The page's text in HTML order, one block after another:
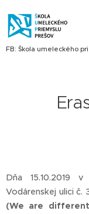
FB: Škola umeleckého
Dňa 15.10.2019
Vodárenskej ulici č.
(We are